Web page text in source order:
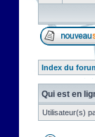
Index du
Qui est en
Utilisateur(s)